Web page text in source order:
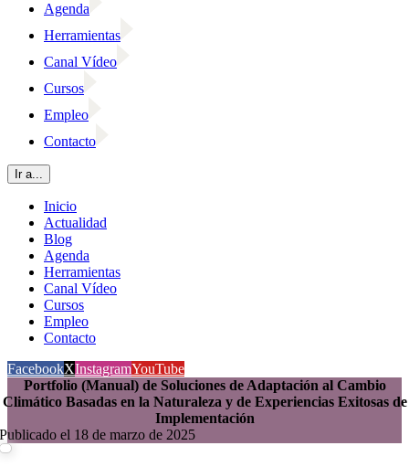
Agenda
Herramientas
Canal Vídeo
Cursos
Empleo
Contacto
Ir a...
Inicio
Actualidad
Blog
Agenda
Herramientas
Canal Vídeo
Cursos
Empleo
Contacto
FacebookXInstagramYouTube
Portfolio (Manual) de Soluciones de Adaptación al Cambio
Climático Basadas en la Naturaleza y de Experiencias Exitosas de
Implementación
Publicado el 18 de marzo de 2025